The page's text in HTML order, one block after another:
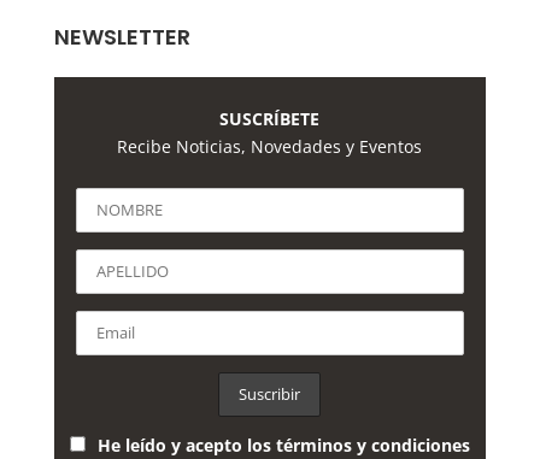
NEWSLETTER
SUSCRÍBETE
Recibe Noticias, Novedades y Eventos
He leído y acepto los términos y condiciones